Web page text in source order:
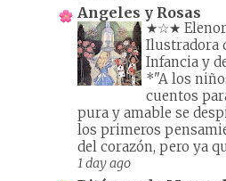
Angeles y Rosas
★☆★
Ilustradora
Infancia y
*"A los
cuentos
pura y amable se
los primeros
del corazón, pero ya
1 day ago